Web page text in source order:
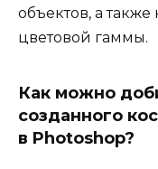
объектов, а
цветовой гаммы.
Как можно
созданного
в Photoshop?